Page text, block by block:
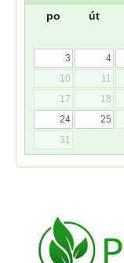
po út
3
4
10
11
17
18
24
25
31